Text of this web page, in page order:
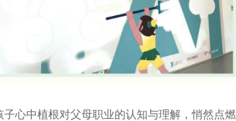
心中植根对父母职业的认知与理解，悄然点燃